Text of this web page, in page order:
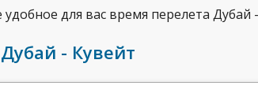
для вас время перелета Дубай
- Кувейт